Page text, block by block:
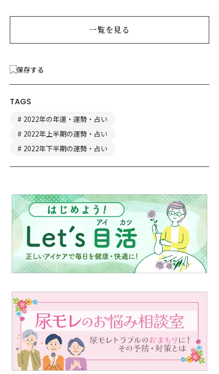
一覧を見る
保存する
TAGS
2022年の年運・運勢・占い
2022年上半期の運勢・占い
2022年下半期の運勢・占い